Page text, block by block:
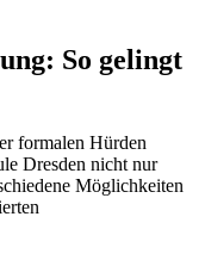
So gelingt
formalen Hürden
Dresden nicht nur
Möglichkeiten